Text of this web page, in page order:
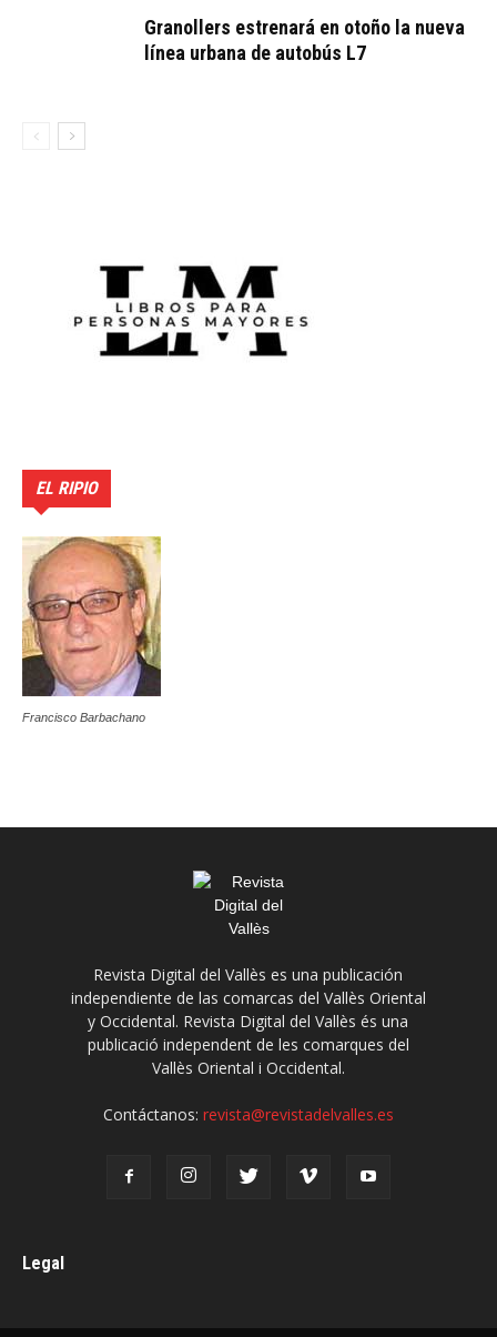
Granollers estrenará en otoño la nueva
línea urbana de autobús L7
EL RIPIO
Francisco Barbachano
Revista Digital del Vallès es una publicación
independiente de las comarcas del Vallès Oriental
y Occidental. Revista Digital del Vallès és una
publicació independent de les comarques del
Vallès Oriental i Occidental.
Contáctanos: revista@revistadelvalles.es
Legal